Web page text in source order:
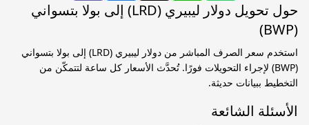
حول تحويل دولار ليبيري (LRD) إلى بولا بتسواني
(BWP)
استخدم سعر الصرف المباشر من دولار ليبيري (LRD) إلى بولا بتسواني
(BWP) لإجراء التحويلات فورًا. تُحدَّث الأسعار كل ساعة لتتمكّن من
التخطيط ببيانات حديثة.
الأسئلة الشائعة